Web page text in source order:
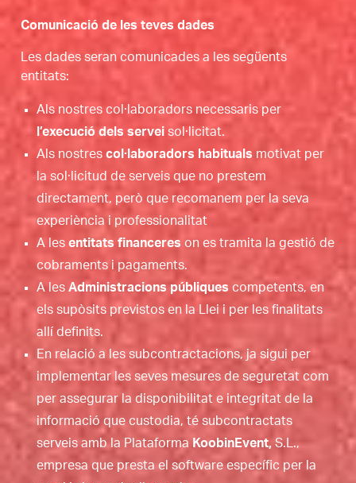
Comunicació de les teves dades
Les dades seran comunicades a les següents
entitats:
Als nostres col·laboradors necessaris per
l’execució dels serveisol·licitat.
Als nostres col·laboradors habituals motivat per
la sol·licitud de serveis que no prestem
directament, però que recomanem per la seva
experiència i professionalitat
A les entitats financeres on es tramita la gestió de
cobraments i pagaments.
A les Administracions públiques competents, en
els supòsits previstos en la Llei i per les finalitats
allí definits.
En relació a les subcontractacions, ja sigui per
implementar les seves mesures de seguretat com
per assegurar la disponibilitat e integritat de la
informació que custodia, té subcontractats
serveis amb la Plataforma KoobinEvent, S.L.,
empresa que presta el software específic per la